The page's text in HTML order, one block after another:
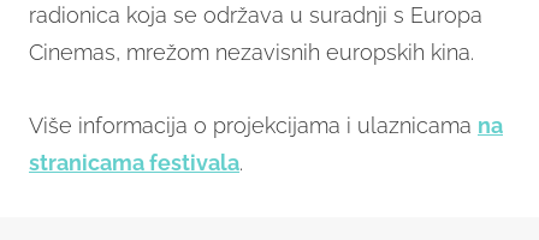
radionica koja se održava u suradnji s Europa
Cinemas, mrežom nezavisnih europskih kina.
Više informacija o projekcijama i ulaznicama na
stranicama festivala.